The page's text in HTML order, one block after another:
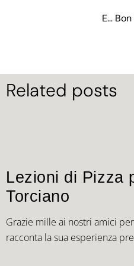
E…
Related posts
Lezioni di Pizza
Torciano
Grazie mille ai nostri amici
racconta la sua esperienza